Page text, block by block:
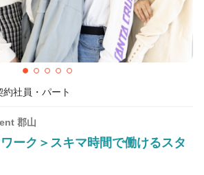
約社員・パート
郡山
ーク＞スキマ時間で働けるスタ